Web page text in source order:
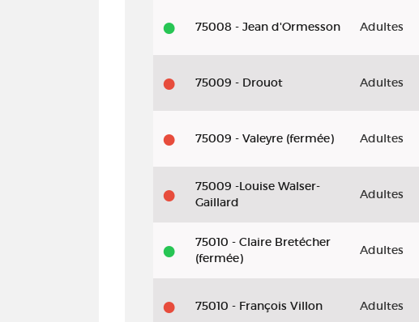
75008 - Jean d'Ormesson Adultes
75009 - Drouot Adultes
75009 - Valeyre (fermée) Adultes
75009 -Louise Walser-
Gaillard
Adultes
75010 - Claire Bretécher
(fermée)
Adultes
75010 - François Villon Adultes